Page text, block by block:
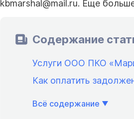
kbmarshal@mail.ru. Еще
Содержание
Услуги ООО ПКО
Как оплатить
Всё содержание